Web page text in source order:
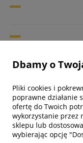
Dbamy o
Pliki cookies i
poprawne działanie
ofertę do Twoich
wykorzystanie przez
sklepu lub
wybierając opcję